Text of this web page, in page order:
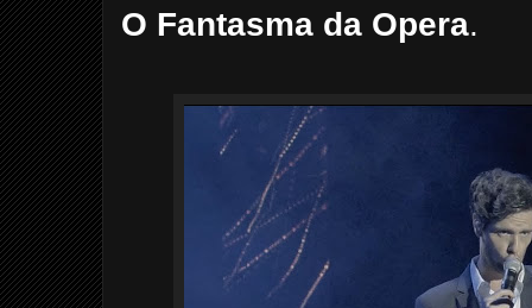
O Fantasma da Opera.